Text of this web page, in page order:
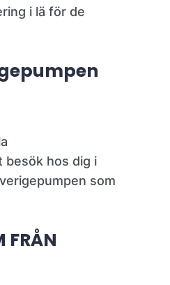
i lä för de
besök hos dig i
som
FRÅN